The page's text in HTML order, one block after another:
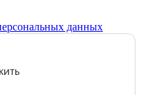
данных